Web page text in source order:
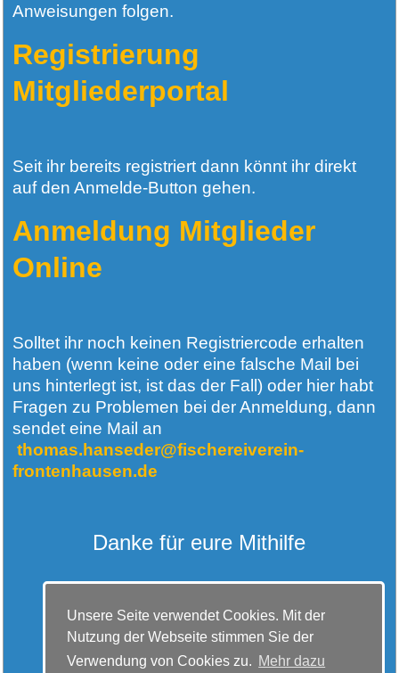
Unsere Seite verwendet Cookies. Mit der
Nutzung der Webseite stimmen Sie der
Verwendung von Cookies zu. Mehr dazu
Anweisungen folgen.
Registrierung
Mitgliederportal
Seit ihr bereits registriert dann könnt ihr direkt
auf den Anmelde-Button gehen.
Anmeldung Mitglieder
Online
Solltet ihr noch keinen Registriercode erhalten
haben (wenn keine oder eine falsche Mail bei
uns hinterlegt ist, ist das der Fall) oder hier habt
Fragen zu Problemen bei der Anmeldung, dann
sendet eine Mailan
thomas.hanseder@fischereiverein-
frontenhausen.de
Danke für eure Mithilfe
FV Frontenhausen e.V.